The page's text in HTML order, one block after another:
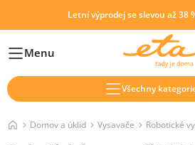
Letní výprodej se slevou až 38
HlavníMenu
Všechny
Domov a úklid Vysavače Robotické